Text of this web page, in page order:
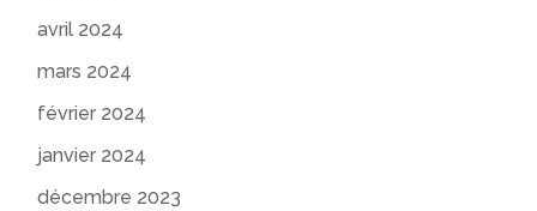
avril 2024
mars 2024
février 2024
janvier 2024
décembre 2023